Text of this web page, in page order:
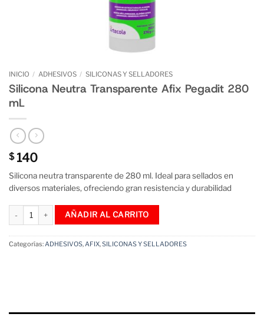
INICIO / ADHESIVOS / SILICONAS Y SELLADORES
Silicona Neutra Transparente Afix Pegadit 280
mL
$140
Silicona neutra transparente de 280 ml. Ideal para sellados en
diversos materiales, ofreciendo gran resistencia y durabilidad
Silicona Neutra Transparente Afix Pegadit 280 mL cantidad
AÑADIR AL CARRITO
Categorías: ADHESIVOS, AFIX,SILICONAS Y SELLADORES